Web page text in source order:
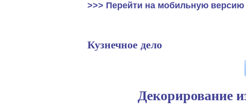
>>> Перейти на мобильную версию
Кузнечное дело
Декорирование